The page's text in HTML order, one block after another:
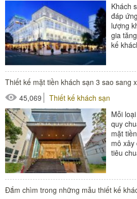
Khách
đáp
lượng
gia
kế
Thiết kế mặt tiền khách sạn 3 sao sang
45,069
Thiết kế khách sạn
Mỗi
quy
mặt
mô
tiêu
Đắm chìm trong những mẫu thiết kế